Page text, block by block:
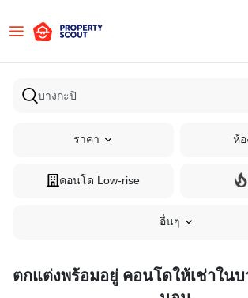
ราคา ห้
คอนโด Low-rise
อื่นๆ
ตกแต่งพร้อมอยู่ คอนโดให้เช่าในบ